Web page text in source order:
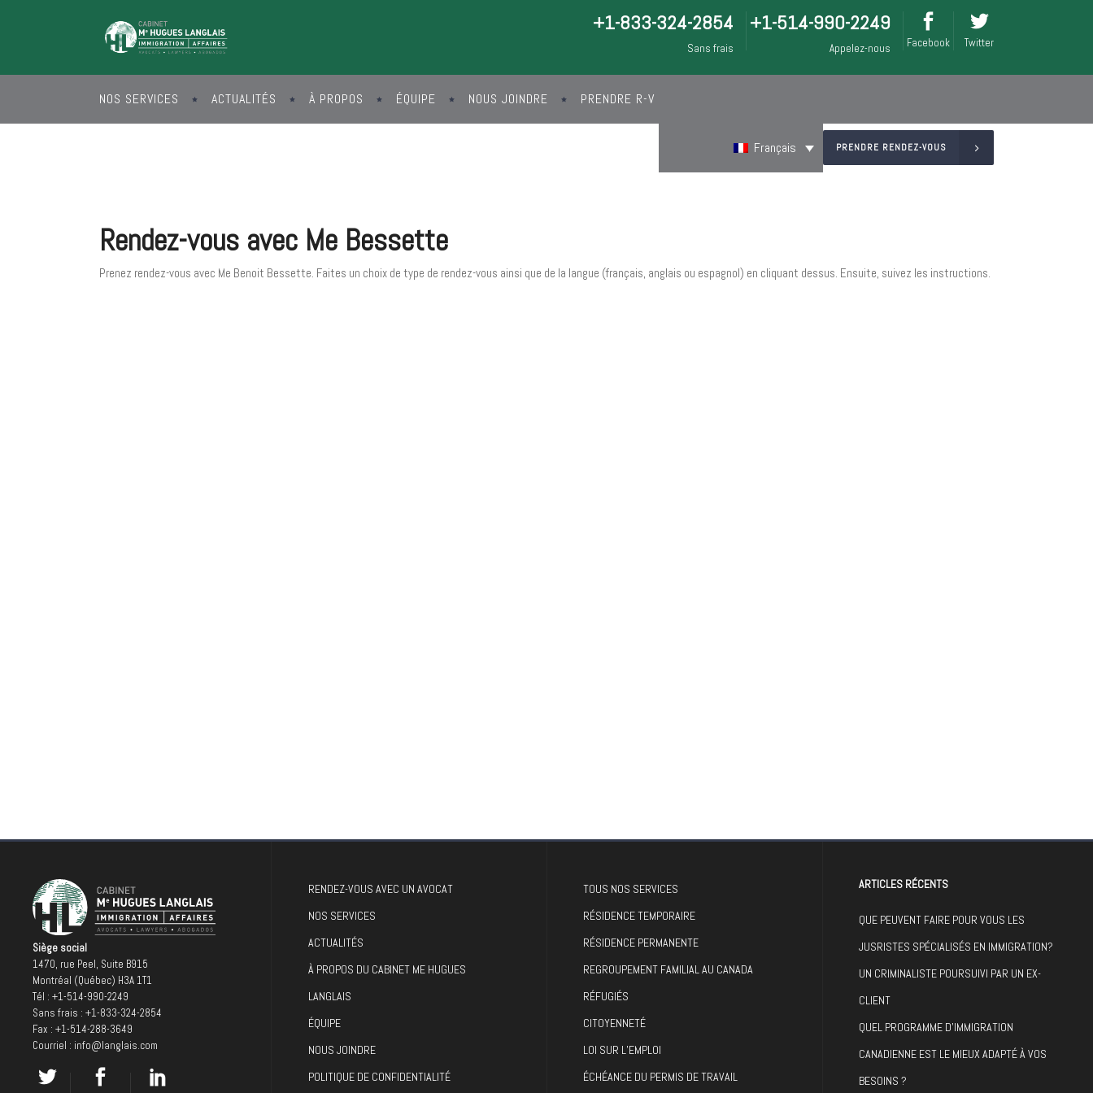
+1-833-324-2854
Sans frais
+1-514-990-2249
Appelez-nous Facebook Twitter
NOS SERVICES ACTUALITÉS À PROPOS ÉQUIPE NOUS JOINDRE PRENDRE R-V
Français PRENDRE RENDEZ-VOUS
Rendez-vous avec Me Bessette
Prenez rendez-vous avec Me Benoit Bessette. Faites un choix de type de rendez-vous ainsi que de la langue (français, anglais ou espagnol) en cliquant dessus. Ensuite, suivez les instructions.
Siège social
1470, rue Peel, Suite B915
Montréal (Québec) H3A 1T1
Tél : +1-514-990-2249
Sans frais : +1-833-324-2854
Fax : +1-514-288-3649
Courriel : info@langlais.com
RENDEZ-VOUS AVEC UN AVOCAT
NOS SERVICES
ACTUALITÉS
À PROPOS DU CABINET ME HUGUES
LANGLAIS
ÉQUIPE
NOUS JOINDRE
POLITIQUE DE CONFIDENTIALITÉ
TOUS NOS SERVICES
RÉSIDENCE TEMPORAIRE
RÉSIDENCE PERMANENTE
REGROUPEMENT FAMILIAL AU CANADA
RÉFUGIÉS
CITOYENNETÉ
LOI SUR L’EMPLOI
ÉCHÉANCE DU PERMIS DE TRAVAIL
ARTICLES RÉCENTS
QUE PEUVENT FAIRE POUR VOUS LES
JUSRISTES SPÉCIALISÉS EN IMMIGRATION?
UN CRIMINALISTE POURSUIVI PAR UN EX-
CLIENT
QUEL PROGRAMME D’IMMIGRATION
CANADIENNE EST LE MIEUX ADAPTÉ À VOS
BESOINS ?